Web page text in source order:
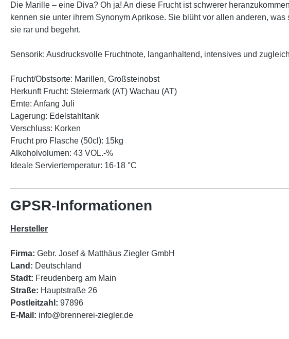
Die Marille – eine Diva? Oh ja! An diese Frucht ist schwerer
kennen sie unter ihrem Synonym Aprikose. Sie blüht vor allen anderen,
sie rar und begehrt.
Sensorik: Ausdrucksvolle Fruchtnote, langanhaltend, intensives und
Frucht/Obstsorte: Marillen, Großsteinobst
Herkunft Frucht: Steiermark (AT) Wachau (AT)
Ernte: Anfang Juli
Lagerung: Edelstahltank
Verschluss: Korken
Frucht pro Flasche (50cl): 15kg
Alkoholvolumen: 43 VOL.-%
Ideale Serviertemperatur: 16-18 °C
GPSR-Informationen
Hersteller
Firma: Gebr. Josef & Matthäus Ziegler GmbH
Land: Deutschland
Stadt: Freudenberg am Main
Straße: Hauptstraße 26
Postleitzahl: 97896
E-Mail: info@brennerei-ziegler.de